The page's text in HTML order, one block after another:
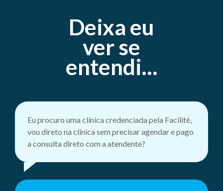
Deixa eu
ver se
entendi...
Eu procuro uma clínica credenciada pela Facilité,
vou direto na clínica sem precisar agendar e pago
a consulta direto com a atendente?